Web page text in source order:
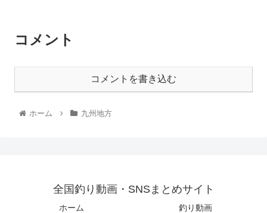
コメント
コメントを書き込む
ホーム 九州地方
全国釣り動画・SNSまとめサイト
ホーム
釣り動画